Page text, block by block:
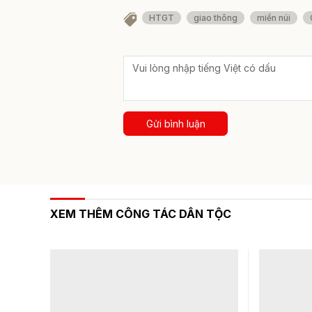
HTGT giao thông miền núi
Gửi bình luận
XEM THÊM CÔNG TÁC DÂN TỘC